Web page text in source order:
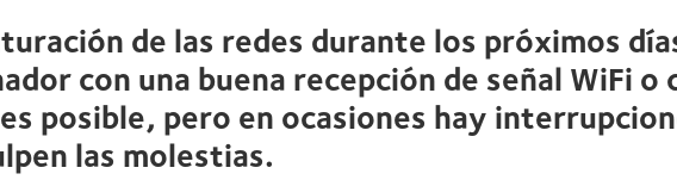
de las redes durante los próximos
con una buena recepción de señal WiFi o
posible, pero en ocasiones hay
las molestias.